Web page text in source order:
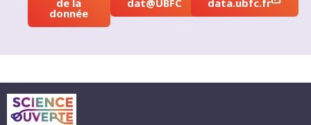
de la
donnée
dat@UBFC data.ubfc.fr